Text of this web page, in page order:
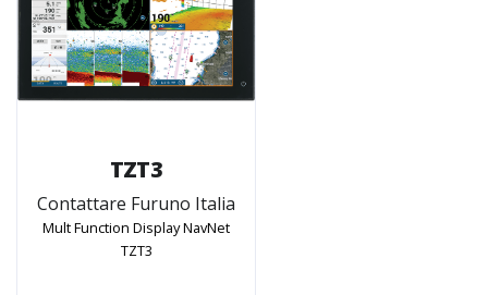
TZT3
Contattare Furuno Italia
Mult Function Display NavNet
TZT3